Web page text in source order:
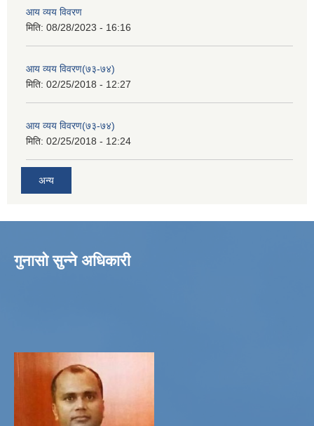
आय व्यय विवरण
मिति: 08/28/2023 - 16:16
आय व्यय विवरण(७३-७४)
मिति: 02/25/2018 - 12:27
आय व्यय विवरण(७३-७४)
मिति: 02/25/2018 - 12:24
अन्य
गुनासो सुन्ने अधिकारी